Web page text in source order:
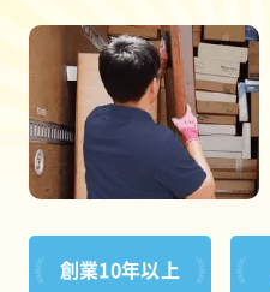
創業10年以上